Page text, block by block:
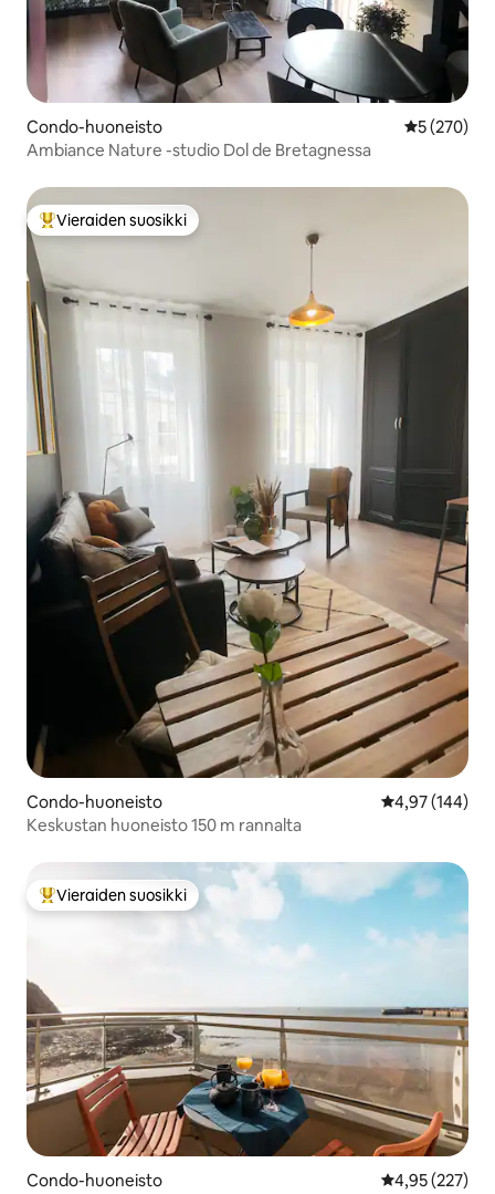
Condo-huoneisto
5 (270)
Ambiance Nature -studio Dol de Bretagnessa
Vieraiden suosikkien parhaimmistoa
Vieraiden suosikki
Condo-huoneisto
4,97 (144)
Keskustan huoneisto 150 m rannalta
Vieraiden suosikkien parhaimmistoa
Vieraiden suosikki
Condo-huoneisto
4,95 (227)